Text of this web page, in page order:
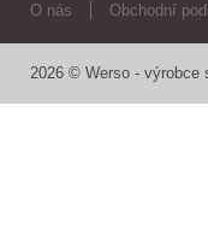
O nás Obchodní
2026 © Werso - výrobce